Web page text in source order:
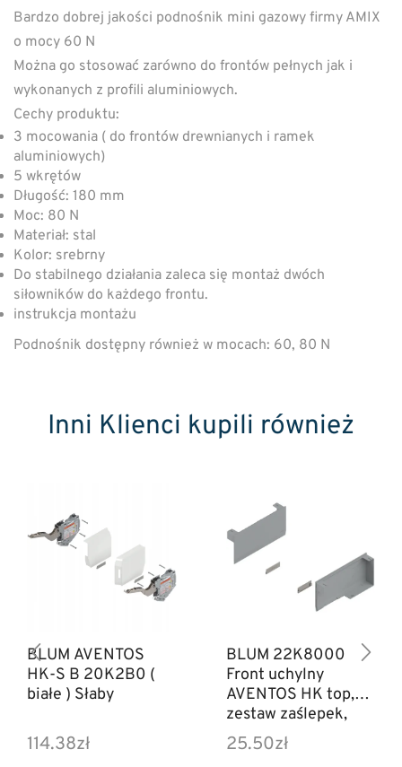
Bardzo dobrej jakości podnośnik mini gazowy firmy AMIX
o mocy 60 N
Można go stosować zarówno do frontów pełnych jak i
wykonanych z profili aluminiowych.
Cechy produktu:
3 mocowania ( do frontów drewnianych i ramek
aluminiowych)
5 wkrętów
Długość: 180 mm
Moc: 80 N
Materiał: stal
Kolor: srebrny
Do stabilnego działania zaleca się montaż dwóch
siłowników do każdego frontu.
instrukcja montażu
Podnośnik dostępny również w mocach: 60, 80 N
Inni Klienci kupili również
BLUM AVENTOS
HK-S B 20K2B0 (
białe ) Słaby
114.38zł
BLUM 22K8000
Front uchylny
AVENTOS HK top,
zestaw zaślepek,
lewa/prawa,
jasnoszary/inox
25.50zł